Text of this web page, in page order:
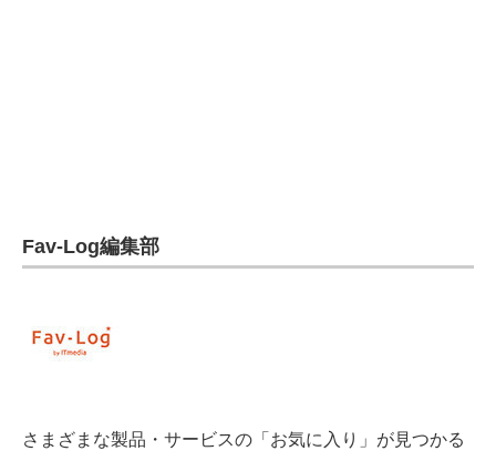
Fav-Log編集部
さまざまな製品・サービスの「お気に入り」が見つかる